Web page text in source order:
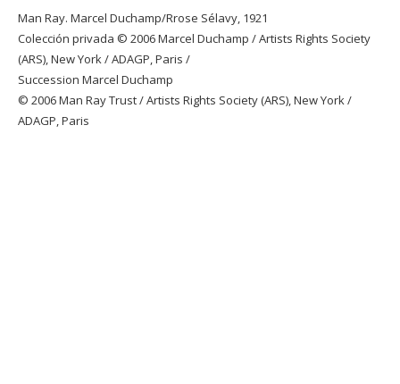
Man Ray. Marcel Duchamp/Rrose Sélavy, 1921
Colección privada © 2006 Marcel Duchamp / Artists Rights Society
(ARS), New York / ADAGP, Paris /
Succession Marcel Duchamp
© 2006 Man Ray Trust / Artists Rights Society (ARS), New York /
ADAGP, Paris